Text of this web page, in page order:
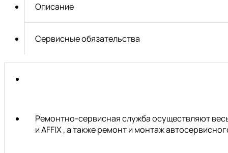
пр.)
АвтоDело
40395
Описание
Сервисные обязательства
Ремонтно-сервисная служба осуществляют
и AFFIX , а также ремонт и монтаж